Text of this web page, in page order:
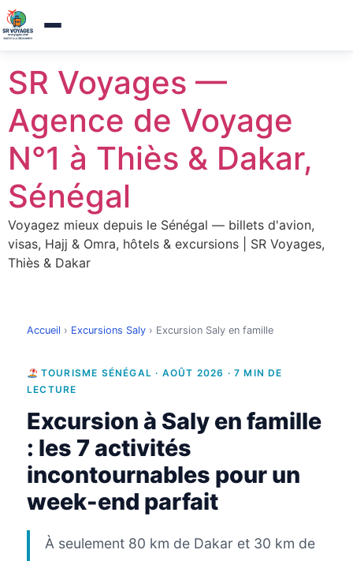
au
contenu
SR Voyages —
Agence de Voyage
N°1 à Thiès & Dakar,
Sénégal
Voyagez mieux depuis le Sénégal — billets d'avion,
visas, Hajj & Omra, hôtels & excursions | SR Voyages,
Thiès & Dakar
Accueil › Excursions Saly › Excursion Saly en famille
TOURISME SÉNÉGAL · AOÛT 2026 · 7 MIN DE
LECTURE
Excursion à Saly en famille
: les 7 activités
incontournables pour un
week-end parfait
À seulement 80 km de Dakar et 30 km de